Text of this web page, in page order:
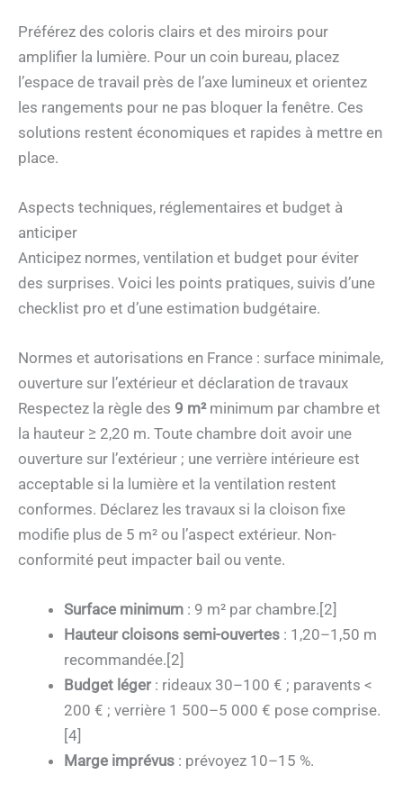
Préférez des coloris clairs et des miroirs pour
amplifier la lumière. Pour un coin bureau, placez
l’espace de travail près de l’axe lumineux et orientez
les rangements pour ne pas bloquer la fenêtre. Ces
solutions restent économiques et rapides à mettre en
place.
Aspects techniques, réglementaires et budget à
anticiper
Anticipez normes, ventilation et budget pour éviter
des surprises. Voici les points pratiques, suivis d’une
checklist pro et d’une estimation budgétaire.
Normes et autorisations en France : surface minimale,
ouverture sur l’extérieur et déclaration de travaux
Respectez la règle des 9 m²minimum par chambre et
la hauteur ≥ 2,20 m. Toute chambre doit avoir une
ouverture sur l’extérieur ; une verrière intérieure est
acceptable si la lumière et la ventilation restent
conformes. Déclarez les travaux si la cloison fixe
modifie plus de 5 m² ou l’aspect extérieur. Non-
conformité peut impacter bail ou vente.
Surface minimum : 9 m² par chambre.[2]
Hauteur cloisons semi-ouvertes : 1,20–1,50 m
recommandée.[2]
Budget léger: rideaux 30–100 € ; paravents <
200 € ; verrière 1 500–5 000 € pose comprise.
[4]
Marge imprévus : prévoyez 10–15 %.